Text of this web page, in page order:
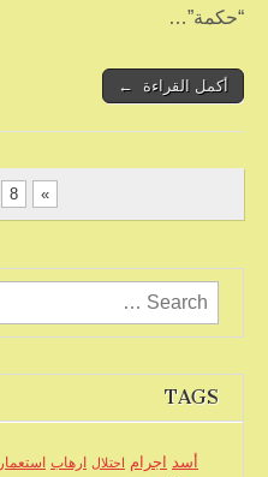
“حكمة”…
أكمل القراءة ←
8 »
Search
for:
TAGS
أسد اجرام احتلال ارهاب استعمار